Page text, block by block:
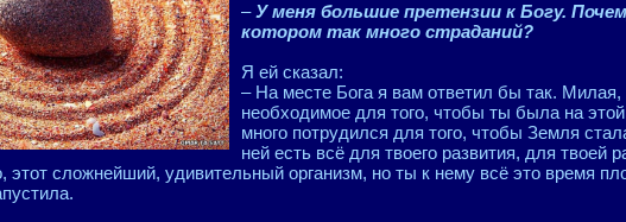
–У меня большие претензии к Богу.
котором так много страданий?
Я ей сказал:
– На месте Бога я вам ответил бы так.
необходимое для того, чтобы ты была на
много потрудился для того, чтобы Земля
ней есть всё для твоего развития, для твоей
этот сложнейший, удивительный организм, но ты к нему всё это время